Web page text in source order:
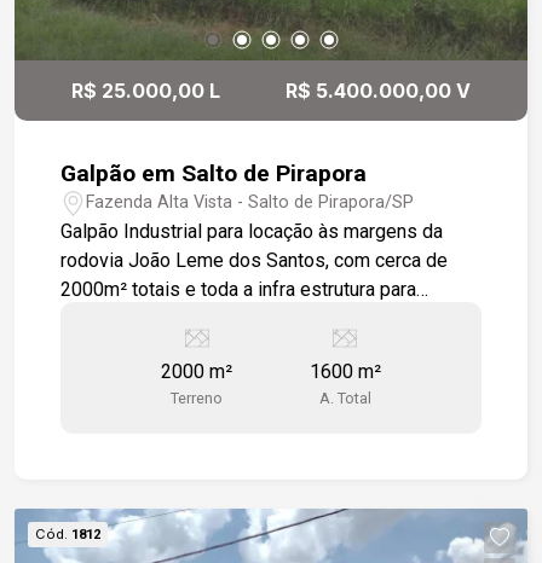
R$ 25.000,00 L R$ 5.400.000,00 V
Galpão em Salto de Pirapora
Fazenda Alta Vista - Salto de Pirapora/SP
Galpão Industrial para locação às margens da
rodovia João Leme dos Santos, com cerca de
2000m² totais e toda a infra estrutura para
rodovias Raposo Tavares e Castelo Branco.
2000 m²
Terreno
1600 m²
A. Total
Cód. 1812